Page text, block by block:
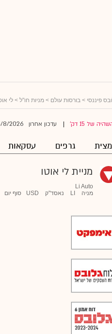
פיננסי > בורסות עולם > מניות חו"ל > לי
של 15 דק' עדכון אחרון 8/2026
גרפים עסקאות
מניית לי אוטו
Li Auto
מניה
LI נאסד"ק USD סוף יום